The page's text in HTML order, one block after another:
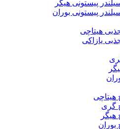
پیستونی هیگر
پیستونی بوران
هیتاچی
یازاکی
هیتاچی
گری
هیگر
بوران